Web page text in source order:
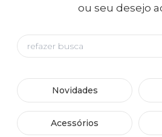
ou seu desejo
Novidades
Acessórios